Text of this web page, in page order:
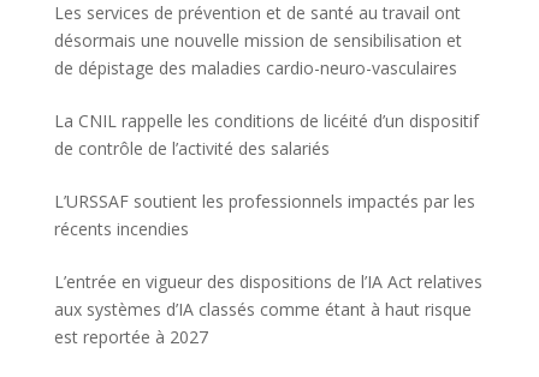
Les services de prévention et de santé au travail ont
désormais une nouvelle mission de sensibilisation et
de dépistage des maladies cardio-neuro-vasculaires
La CNIL rappelle les conditions de licéité d’un dispositif
de contrôle de l’activité des salariés
L’URSSAF soutient les professionnels impactés par les
récents incendies
L’entrée en vigueur des dispositions de l’IA Act relatives
aux systèmes d’IA classés comme étant à haut risque
est reportée à 2027